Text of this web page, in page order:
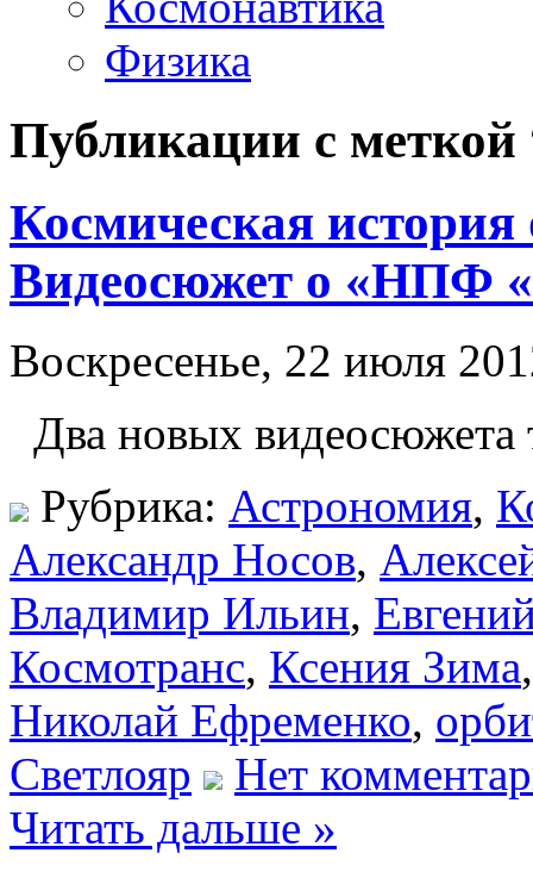
Физика
Публикации с меткой
Космическая история
Видеосюжет о «НПФ
Воскресенье, 22 июля
Два новых видеосюжета
Рубрика: Астрономия,
Александр Носов,
Владимир Ильин,
Космотранс, Ксения Зима
Николай Ефременко,
Светлояр
Нет
Читать дальше »